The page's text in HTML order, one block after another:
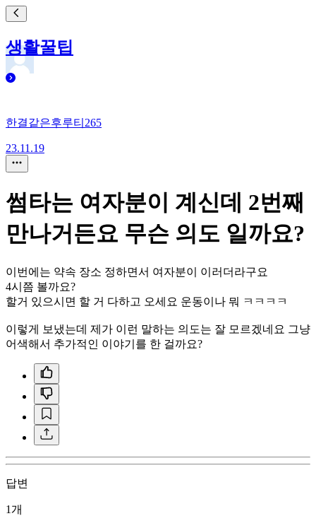
생활꿀팁
한결같은후루티265
23.11.19
썸타는 여자분이 계신데 2번째
만나거든요 무슨 의도 일까요?
이번에는 약속 장소 정하면서 여자분이 이러더라구요
4시쯤 볼까요?
할거 있으시면 할 거 다하고 오세요 운동이나 뭐 ㅋㅋㅋㅋ
이렇게 보냈는데 제가 이런 말하는 의도는 잘 모르겠네요 그냥
어색해서 추가적인 이야기를 한 걸까요?
답변
1개